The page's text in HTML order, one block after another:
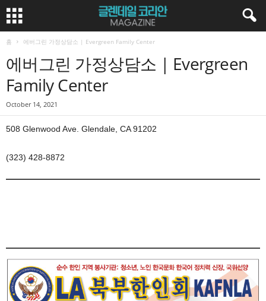
홈 에버그린 가정상담소 | Evergreen Family Center
에버그린 가정상담소 | Evergreen
Family Center
October 14, 2021
508 Glenwood Ave. Glendale, CA 91202
(323) 428-8872